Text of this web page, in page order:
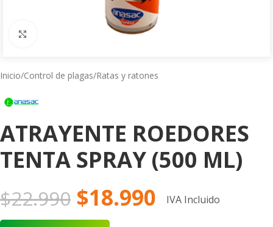
Inicio/Control de plagas/Ratas y ratones
ATRAYENTE ROEDORES
TENTA SPRAY (500 ML)
$22.990 $18.990 IVA Incluido